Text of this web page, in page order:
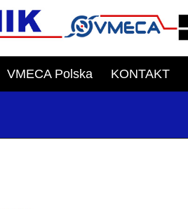
VMECA Polska KONTAKT